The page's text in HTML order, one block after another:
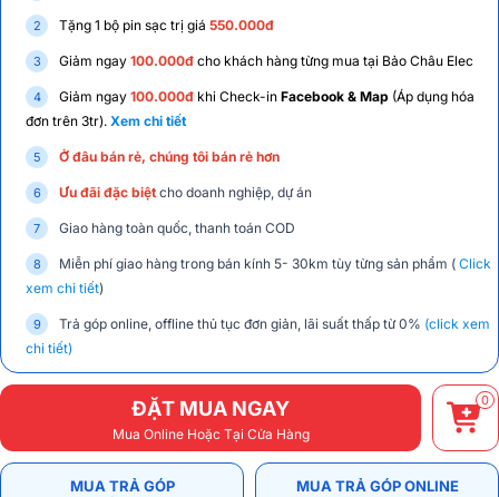
Tặng 1 bộ pin sạc trị giá 550.000đ
Giảm ngay 100.000đ cho khách hàng từng mua tại Bảo Châu Elec
Giảm ngay 100.000đ khi Check-in Facebook & Map (Áp dụng hóa
đơn trên 3tr). Xem chi tiết
Ở đâu bán rẻ, chúng tôi bán rẻ hơn
Ưu đãi đặc biệt cho doanh nghiệp, dự án
Giao hàng toàn quốc, thanh toán COD
Miễn phí giao hàng trong bán kính 5- 30km tùy từng sản phẩm ( Click
xem chi tiết)
Trả góp online, offline thủ tục đơn giản, lãi suất thấp từ 0% (click xem
chi tiết)
ĐẶT MUA NGAY
Mua Online Hoặc Tại Cửa Hàng
0
MUA TRẢ GÓP MUA TRẢ GÓP ONLINE